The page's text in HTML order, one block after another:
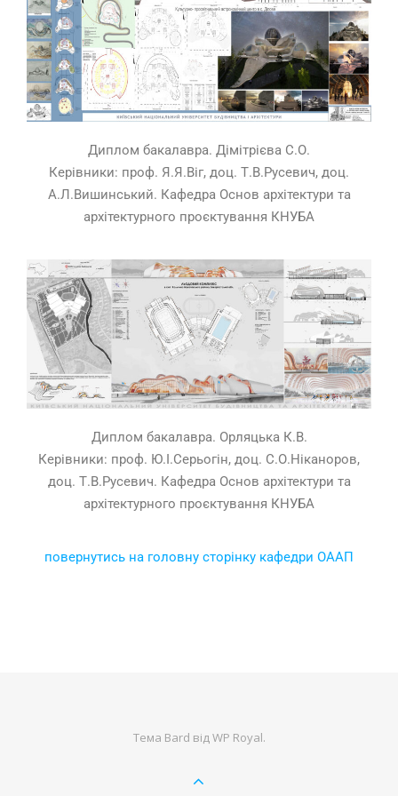
Диплом бакалавра. Дімітрієва С.О.
Керівники: проф. Я.Я.Віг, доц. Т.В.Русевич, доц.
А.Л.Вишинський. Кафедра Основ архітектури та
архітектурного проєктування КНУБА
Диплом бакалавра. Орляцька К.В.
Керівники: проф. Ю.І.Серьогін, доц. С.О.Ніканоров,
доц. Т.В.Русевич. Кафедра Основ архітектури та
архітектурного проєктування КНУБА
повернутись на головну сторінку кафедри ОААП
Тема Bard від WP Royal.